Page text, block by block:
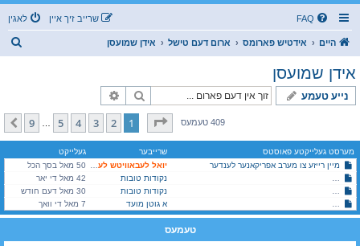
FAQ לאגין שרייב זיך איין
היים אידטיש פארומס ארום דעם טישל אידן שמועסן
אידן שמועסן
נייע טעמע זוך
409 טעמעס בלאט פון9
1
2
3
4
5
9
קומענדיגע
מערסט געלייקטע פאוסטס שרייבער
געלייקט
מיין רייזע צו מערב אפריקאנער לענדער
יואל לעבאוויטש לעיקוואד
50 מאל בסך הכל
לא עת לחשות! עס איז צייט צו לאזן הערן צעקת כלל ישראל!נקודות טובות
42 מאל די יאר
רבי איד, דו האלטס אידישקייט ביים אומריכטיגן הענטלנקודות טובות
30 מאל דעם חודש
בויען בניני קהילה ומוסדות און לייגן התחייבות אן פרעגן דעת הציבור
א גוטן מועד 7 מאל די וואך
טעמעס